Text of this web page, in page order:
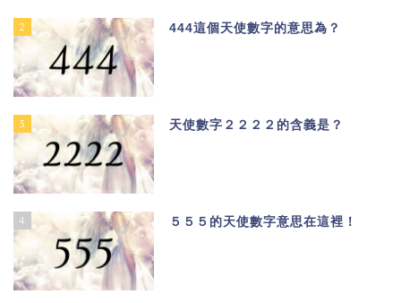
2 444這個天使數字的意思為？
3 天使數字２２２２的含義是？
4 ５５５的天使數字意思在這裡！